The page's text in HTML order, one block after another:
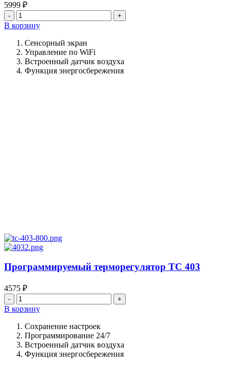
5999 ₽
Количество
товара
Программируемый
терморегулятор
ТС
650
В корзину
Сенсорный экран
Управление по WiFi
Встроенный датчик воздуха
Функция энергосбережения
Программируемый терморегулятор ТС 403
4575 ₽
Количество
товара
Программируемый
терморегулятор
ТС
403
В корзину
Сохранение настроек
Программирование 24/7
Встроенный датчик воздуха
Функция энергосбережения